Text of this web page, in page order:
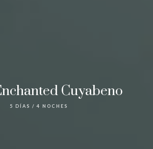
Cuyabeno
5 DÍAS / 4 NOCHES